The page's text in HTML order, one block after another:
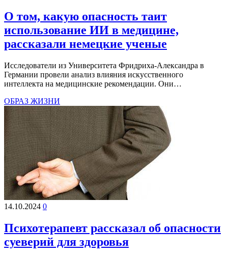
О том, какую опасность таит
использование ИИ в медицине,
рассказали немецкие ученые
Исследователи из Университета Фридриха-Александра в
Германии провели анализ влияния искусственного
интеллекта на медицинские рекомендации. Они…
ОБРАЗ ЖИЗНИ
14.10.2024 0
Психотерапевт рассказал об опасности
суеверий для здоровья